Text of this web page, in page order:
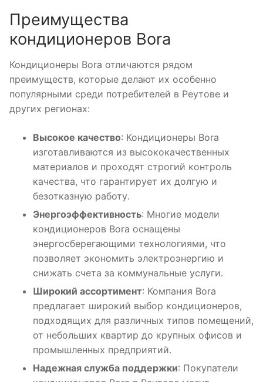
Преимущества
кондиционеров Bora
Кондиционеры Bora отличаются рядом
преимуществ, которые делают их особенно
популярными среди потребителей в Реутове и
других регионах:
Высокое качество: Кондиционеры Bora
изготавливаются из высококачественных
материалов и проходят строгий контроль
качества, что гарантирует их долгую и
безотказную работу․
Энергоэффективность: Многие модели
кондиционеров Bora оснащены
энергосберегающими технологиями, что
позволяет экономить электроэнергию и
снижать счета за коммунальные услуги․
Широкий ассортимент: Компания Bora
предлагает широкий выбор кондиционеров,
подходящих для различных типов помещений,
от небольших квартир до крупных офисов и
промышленных предприятий․
Надежная служба поддержки: Покупатели